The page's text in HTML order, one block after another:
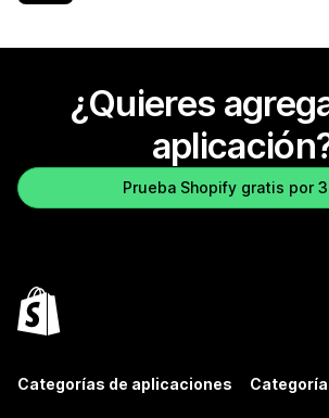
¿Quieres
Prueba Shopify gratis por
Categorías de aplicaciones